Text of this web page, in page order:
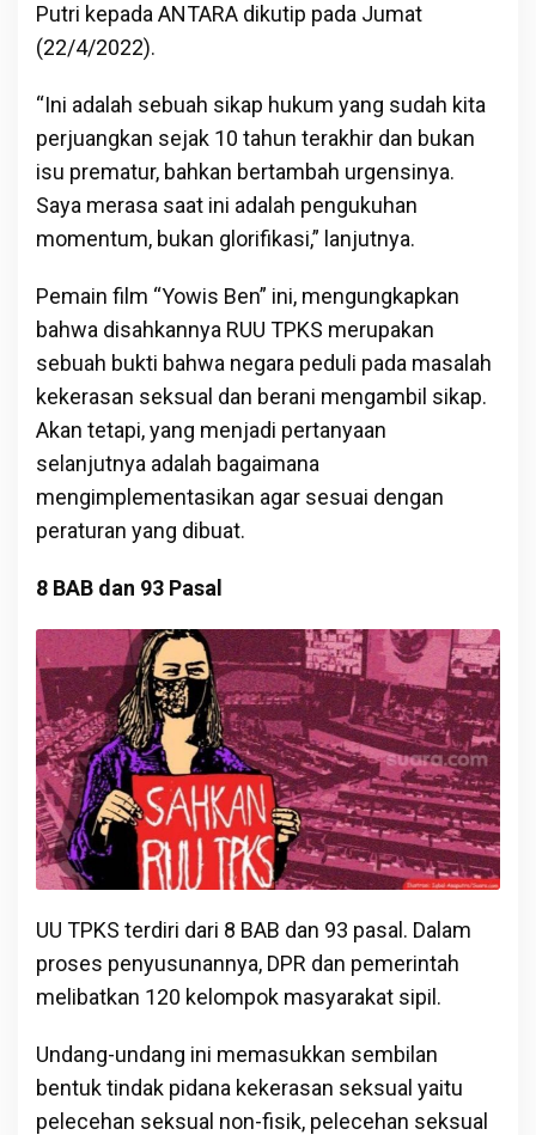
Putri kepada ANTARA dikutip pada Jumat
(22/4/2022).
“Ini adalah sebuah sikap hukum yang sudah kita
perjuangkan sejak 10 tahun terakhir dan bukan
isu prematur, bahkan bertambah urgensinya.
Saya merasa saat ini adalah pengukuhan
momentum, bukan glorifikasi,” lanjutnya.
Pemain film “Yowis Ben” ini, mengungkapkan
bahwa disahkannya RUU TPKS merupakan
sebuah bukti bahwa negara peduli pada masalah
kekerasan seksual dan berani mengambil sikap.
Akan tetapi, yang menjadi pertanyaan
selanjutnya adalah bagaimana
mengimplementasikan agar sesuai dengan
peraturan yang dibuat.
8 BAB dan 93 Pasal
UU TPKS terdiri dari 8 BAB dan 93 pasal. Dalam
proses penyusunannya, DPR dan pemerintah
melibatkan 120 kelompok masyarakat sipil.
Undang-undang ini memasukkan sembilan
bentuk tindak pidana kekerasan seksual yaitu
pelecehan seksual non-fisik, pelecehan seksual